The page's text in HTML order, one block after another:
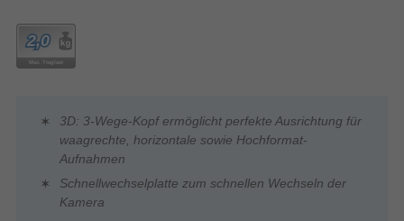
3D: 3-Wege-Kopf ermöglicht perfekte Ausrichtung für
waagrechte, horizontale sowie Hochformat-
Aufnahmen
Schnellwechselplatte zum schnellen Wechseln der
Kamera